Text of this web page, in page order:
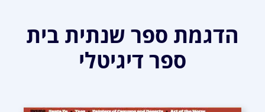
הדגמת ספר שנתית בית
ספר דיגיטלי